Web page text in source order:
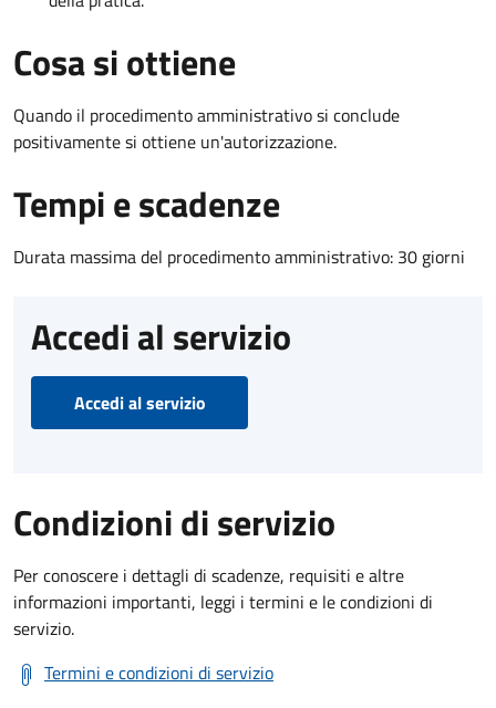
Cosa si ottiene
Quando il procedimento amministrativo si conclude
positivamente si ottiene un'autorizzazione.
Tempi e scadenze
Durata massima del procedimento amministrativo: 30 giorni
Accedi al servizio
Accedi al servizio
Condizioni di servizio
Per conoscere i dettagli di scadenze, requisiti e altre
informazioni importanti, leggi i termini e le condizioni di
servizio.
Termini e condizioni di servizio